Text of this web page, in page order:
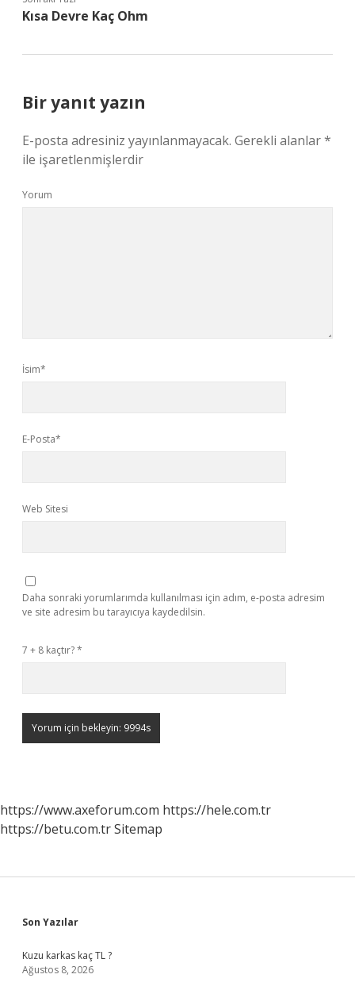
Kısa Devre Kaç Ohm
Bir yanıt yazın
E-posta adresiniz yayınlanmayacak. Gerekli alanlar*
ile işaretlenmişlerdir
Yorum
İsim*
E-Posta*
Web Sitesi
Daha sonraki yorumlarımda kullanılması için adım, e-posta adresim
ve site adresim bu tarayıcıya kaydedilsin.
7 + 8 kaçtır?*
https://www.axeforum.com https://hele.com.tr
https://betu.com.trSitemap
Sidebar
Son Yazılar
Kuzu karkas kaç TL ?
Ağustos 8, 2026